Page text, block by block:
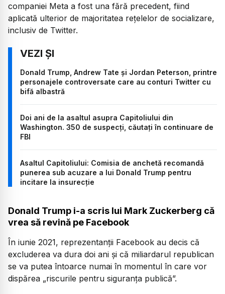
companiei Meta a fost una fără precedent, fiind
aplicată ulterior de majoritatea rețelelor de socializare,
inclusiv de Twitter.
Donald Trump, Andrew Tate și Jordan Peterson, printre
personajele controversate care au conturi Twitter cu
bifă albastră
Doi ani de la asaltul asupra Capitoliului din
Washington. 350 de suspecți, căutați în continuare de
FBI
Asaltul Capitoliului: Comisia de anchetă recomandă
punerea sub acuzare a lui Donald Trump pentru
incitare la insurecție
Donald Trump i-a scris lui Mark Zuckerberg că
vrea să revină pe Facebook
În iunie 2021, reprezentanții Facebook au decis că
excluderea va dura doi ani şi că miliardarul republican
se va putea întoarce numai în momentul în care vor
dispărea „riscurile pentru siguranţa publică”.